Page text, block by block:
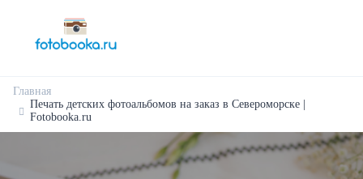
Главная
Печать детских фотоальбомов на заказ в Североморске |
Fotobooka.ru